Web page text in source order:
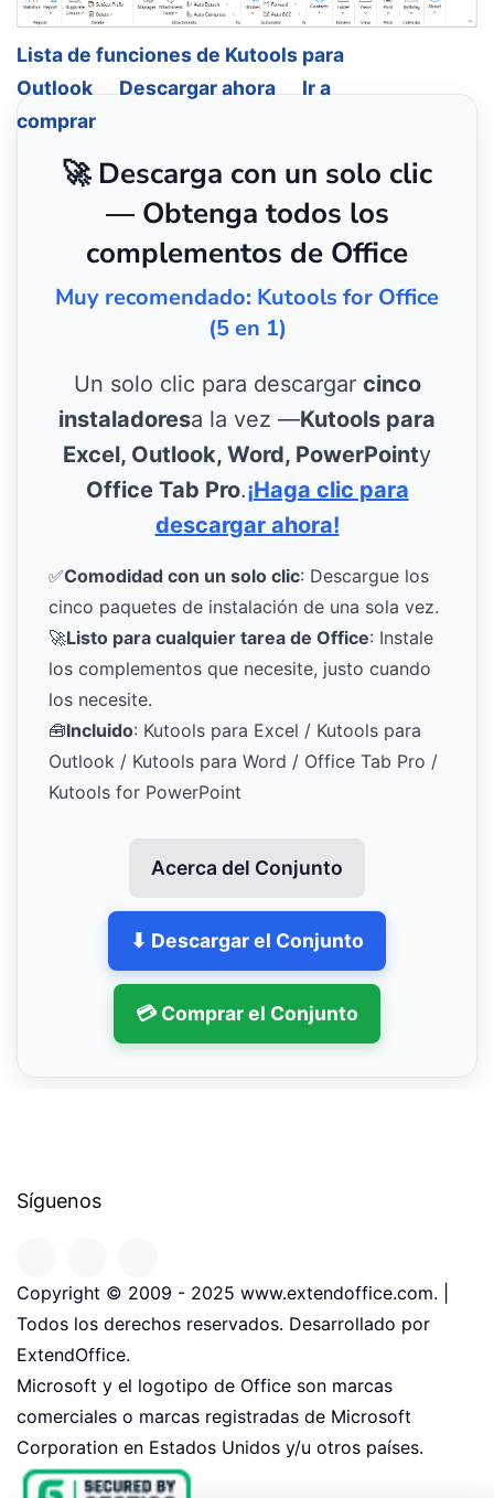
Lista de funciones de Kutools para
Outlook
Descargar ahora
Ir a
comprar
🚀 Descarga con un solo clic
— Obtenga todos los
complementos de Office
Muy recomendado: Kutools for Office
(5 en 1)
Un solo clic para descargar cinco
instaladoresa la vez —Kutools para
Excel, Outlook, Word, PowerPointy
Office Tab Pro.¡Haga clic para
descargar ahora!
✅Comodidad con un solo clic: Descargue los
cinco paquetes de instalación de una sola vez.
🚀Listo para cualquier tarea de Office: Instale
los complementos que necesite, justo cuando
los necesite.
🧰Incluido: Kutools para Excel / Kutools para
Outlook / Kutools para Word / Office Tab Pro /
Kutools for PowerPoint
Acerca del Conjunto
⬇ Descargar el Conjunto
💳 Comprar el Conjunto
Síguenos
Copyright © 2009 - 2025 www.extendoffice.com. |
Todos los derechos reservados. Desarrollado por
ExtendOffice.
Microsoft y el logotipo de Office son marcas
comerciales o marcas registradas de Microsoft
Corporation en Estados Unidos y/u otros países.